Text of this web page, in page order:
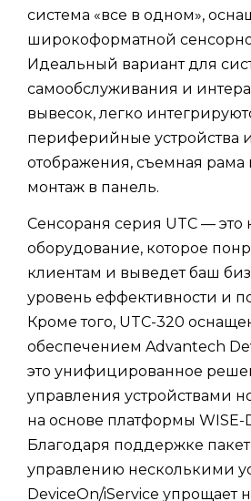
система «все в одном»,
широкоформатной
Идеальный вариант для
самообслуживания и
вывесок, легко
периферийные устройства
отображения, съемная рама
монтаж в панель.
Сенсораня серия UTC —
оборудование, которое
клиентам и выведет баш
уровень еффективности и
Кроме того, UTC-320
обеспечением Advantech
это унифицированное
управления устройствами
на основе платформы WISE-
Благодаря поддержке
управлению несколькими
DeviceOn/iService упрощает